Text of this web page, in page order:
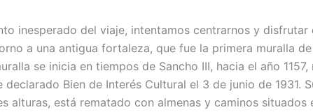
inesperado del viaje, intentamos centrarnos y
a una antigua fortaleza, que fue la primera muralla
se inicia en tiempos de Sancho III, hacia el año
declarado Bien de Interés Cultural el 3 de junio de 1931.
alturas, está rematado con almenas y caminos